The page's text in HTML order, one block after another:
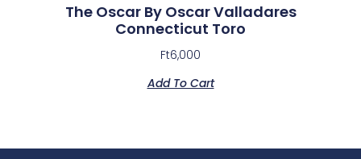
The Oscar By Oscar Valladares
Connecticut Toro
Ft6,000
Add To Cart